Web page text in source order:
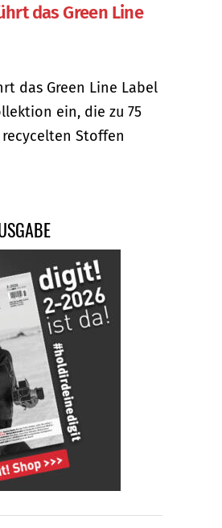
das Green Line
das Green Line Label
ein, die zu 75
recycelten Stoffen